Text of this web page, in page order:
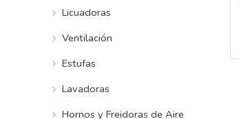
Licuadoras
Ventilación
Estufas
Lavadoras
Hornos y Freidoras de Aire